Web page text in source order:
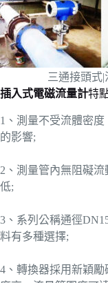
三通接頭式
插入式電磁流量計特
1、測量不受流體密
的影響;
2、測量管內無阻礙
低;
3、系列公稱通徑
料有多種選擇;
4、轉換器採用新穎